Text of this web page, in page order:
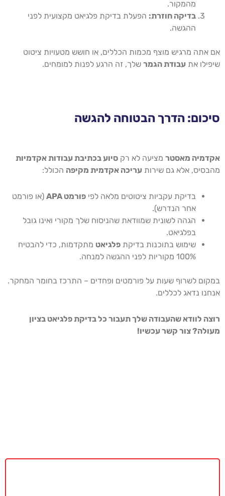
מהמקור.
בדיקה חוזרת: הפעלת בדיקת פלגיאט מקצועית לפני
ההגשה.
אם אתה מרגיש מוצף מכמות הכללים, או חושש מטעויות ציטוט
שיפילו את עבודת הגמר שלך, זה הרגע לפנות למומחים.
סיכום: הדרך הבטוחה להגשה
אקדמיה מאסטר מציעה לא רק סיוע בכתיבת עבודות אקדמיות
מהבסיס, אלא גם שירות עריכה אקדמית מקיפה הכולל:
בדיקת עקביות ציטוטים מלאה לפי פורמט APA
(או פורמט
אחר הנדרש).
הגהה לשונית שמוודאת שהניסוח שלך מקורי ואינו גובל
בפלגיאט.
שימוש בתוכנות בדיקת פלגיאט מתקדמות, כדי להבטיח
100% מקוריות לפני ההגשה למנחה.
במקום לשרוף שעות על פורמטים ופחדים – התרכז בחומר המחקר.
אנחנו נדאג לכללים.
רוצה לוודא שהעבודה שלך תעבור כל בדיקת פלגיאט בציון
מעולה? צור קשר עכשיו!